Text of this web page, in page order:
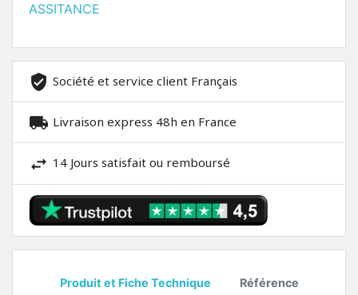
ASSITANCE
Société et service client Français
Livraison express 48h en France
14 Jours satisfait ou remboursé
Produit et Fiche Technique Référence